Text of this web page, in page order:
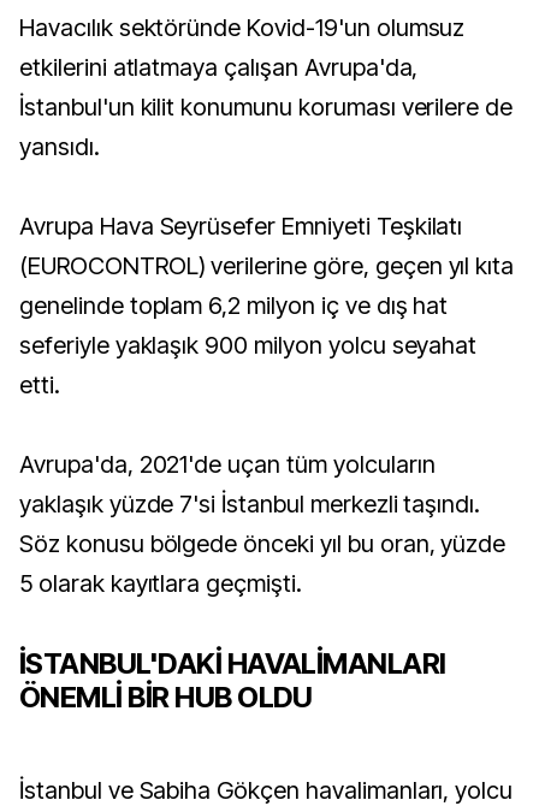
Havacılık sektöründe Kovid-19'un olumsuz
etkilerini atlatmaya çalışan Avrupa'da,
İstanbul'un kilit konumunu koruması verilere de
yansıdı.
Avrupa Hava Seyrüsefer Emniyeti Teşkilatı
(EUROCONTROL) verilerine göre, geçen yıl kıta
genelinde toplam 6,2 milyon iç ve dış hat
seferiyle yaklaşık 900 milyon yolcu seyahat
etti.
Avrupa'da, 2021'de uçan tüm yolcuların
yaklaşık yüzde 7'si İstanbul merkezli taşındı.
Söz konusu bölgede önceki yıl bu oran, yüzde
5 olarak kayıtlara geçmişti.
İSTANBUL'DAKİ HAVALİMANLARI
ÖNEMLİ BİR HUB OLDU
İstanbul ve Sabiha Gökçen havalimanları, yolcu